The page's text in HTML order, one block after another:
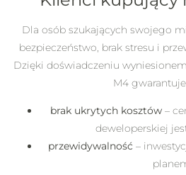
Dla osób szukających swojego
bezpieczeństwo, brak stresu i
Dzięki doświadczeniu
M4
brak ukrytych kosztów –
deweloperskiej
przewidywalność –